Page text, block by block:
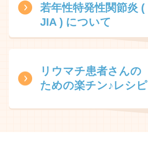
若年性特発性関節炎 (
JIA ) について
リウマチ患者さんの
ための楽チン♪レシピ